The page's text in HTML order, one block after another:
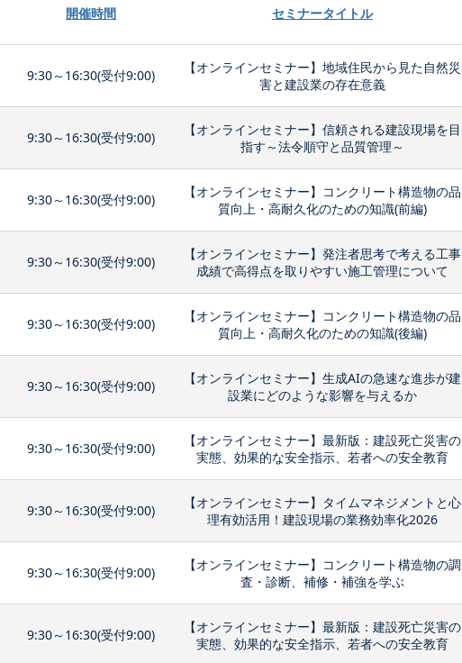
開催時間 セミナータイトル
9:30～16:30(受付9:00)
【オンラインセミナー】地域住民から見た自然災
害と建設業の存在意義
9:30～16:30(受付9:00)
【オンラインセミナー】信頼される建設現場を目
指す～法令順守と品質管理～
9:30～16:30(受付9:00)
【オンラインセミナー】コンクリート構造物の品
質向上・高耐久化のための知識(前編)
9:30～16:30(受付9:00)
【オンラインセミナー】発注者思考で考える工事
成績で高得点を取りやすい施工管理について
9:30～16:30(受付9:00)
【オンラインセミナー】コンクリート構造物の品
質向上・高耐久化のための知識(後編)
9:30～16:30(受付9:00)
【オンラインセミナー】生成AIの急速な進歩が建
設業にどのような影響を与えるか
9:30～16:30(受付9:00)
【オンラインセミナー】最新版：建設死亡災害の
実態、効果的な安全指示、若者への安全教育
9:30～16:30(受付9:00)
【オンラインセミナー】タイムマネジメントと心
理有効活用！建設現場の業務効率化2026
9:30～16:30(受付9:00)
【オンラインセミナー】コンクリート構造物の調
査・診断、補修・補強を学ぶ
9:30～16:30(受付9:00)
【オンラインセミナー】最新版：建設死亡災害の
実態、効果的な安全指示、若者への安全教育